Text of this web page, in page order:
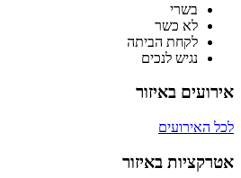
בשרי
לא כשר
לקחת הביתה
נגיש לנכים
אירועים באיזור
לכל האירועים
אטרקציות באיזור